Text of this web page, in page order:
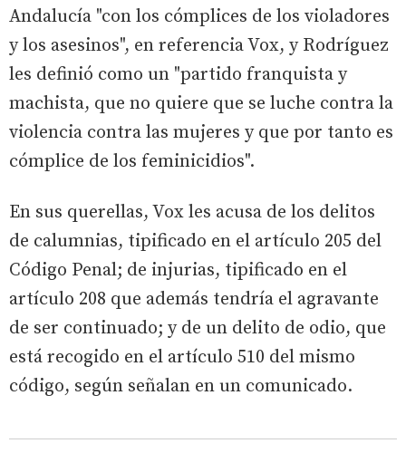
Andalucía "con los cómplices de los violadores
y los asesinos", en referencia Vox, y Rodríguez
les definió como un "partido franquista y
machista, que no quiere que se luche contra la
violencia contra las mujeres y que por tanto es
cómplice de los feminicidios".
En sus querellas, Vox les acusa de los delitos
de calumnias, tipificado en el artículo 205 del
Código Penal; de injurias, tipificado en el
artículo 208 que además tendría el agravante
de ser continuado; y de un delito de odio, que
está recogido en el artículo 510 del mismo
código, según señalan en un comunicado.